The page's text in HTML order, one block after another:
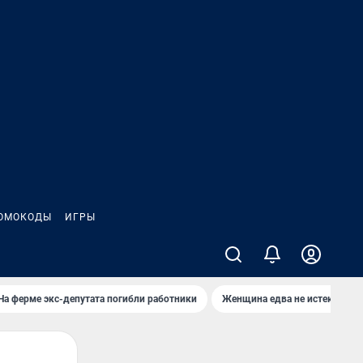
ИГРЫ
ферме экс-депутата погибли работники Женщина едва не истекла